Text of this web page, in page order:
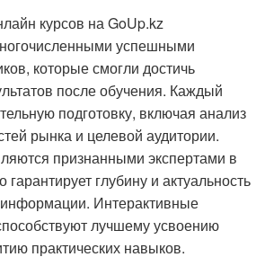
курсов на GoUp.kz
успешными
которые смогли достичь
после обучения. Каждый
подготовку, включая анализ
рынка и целевой аудитории.
признанными экспертами в
гарантирует глубину и актуальность
Интерактивные
лучшему усвоению
практических навыков.